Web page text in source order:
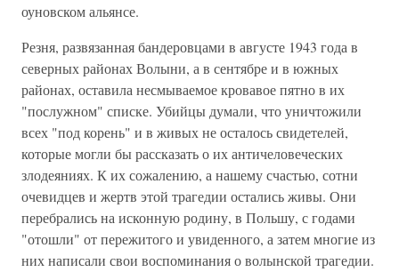
оуновском альянсе.
Резня, развязанная бандеровцами в августе 1943 года в
северных районах Волыни, а в сентябре и в южных
районах, оставила несмываемое кровавое пятно в их
"послужном" списке. Убийцы думали, что уничтожили
всех "под корень" и в живых не осталось свидетелей,
которые могли бы рассказать о их античеловеческих
злодеяниях. К их сожалению, а нашему счастью, сотни
очевидцев и жертв этой трагедии остались живы. Они
перебрались на исконную родину, в Польшу, с годами
"отошли" от пережитого и увиденного, а затем многие из
них написали свои воспоминания о волынской трагедии.